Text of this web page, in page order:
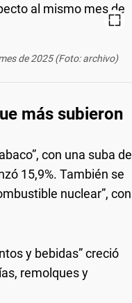
de 2025 (Foto: archivo)
más subieron
con una suba de
15,9%. También se
nuclear”, con
y bebidas” creció
remolques y